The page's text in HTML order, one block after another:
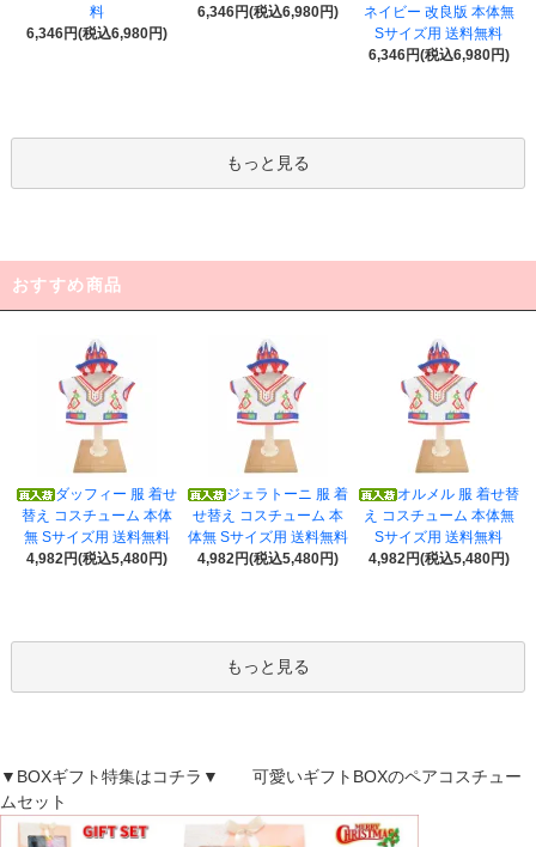
料
6,346円(税込6,980円)
6,346円(税込6,980円)
ネイビー 改良版 本体無
Sサイズ用 送料無料
6,346円(税込6,980円)
もっと見る
おすすめ商品
ダッフィー 服 着せ
替え コスチューム 本体
無 Sサイズ用 送料無料
4,982円(税込5,480円)
ジェラトーニ 服 着
せ替え コスチューム 本
体無 Sサイズ用 送料無料
4,982円(税込5,480円)
オルメル 服 着せ替
え コスチューム 本体無
Sサイズ用 送料無料
4,982円(税込5,480円)
もっと見る
▼BOXギフト特集はコチラ▼ 可愛いギフトBOXのペアコスチュー
ムセット